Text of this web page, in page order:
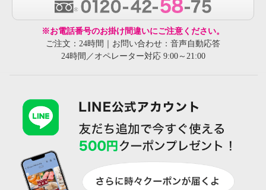
※お電話番号のお掛け間違いにご注意ください。
ご注文：24時間｜お問い合わせ：音声自動応答
24時間／オペレーター対応 9:00～21:00